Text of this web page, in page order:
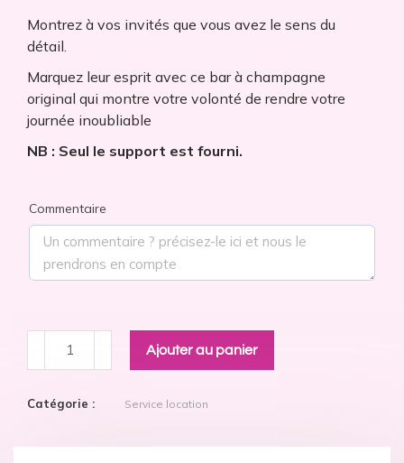
Montrez à vos invités que vous avez le sens du
détail.
Marquez leur esprit avec ce bar à champagne
original qui montre votre volonté de rendre votre
journée inoubliable
NB : Seul le support est fourni.
Commentaire
Ajouter au panier
Catégorie : Service location